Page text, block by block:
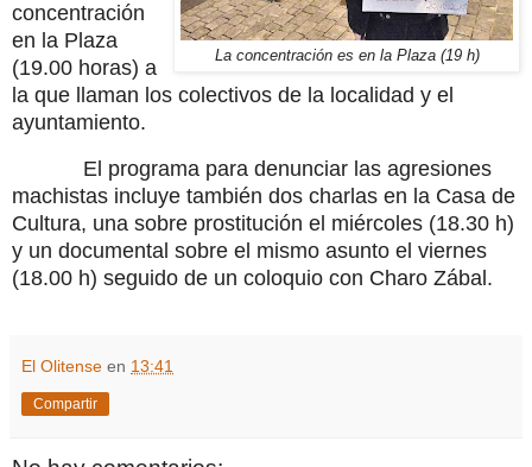
La concentración es en la Plaza (19 h)
concentración
en la Plaza
(19.00 horas) a
la que llaman los colectivos de la localidad y el
ayuntamiento.
El programa para denunciar las agresiones
machistas incluye también dos charlas en la Casa de
Cultura, una sobre prostitución el miércoles (18.30 h)
y un documental sobre el mismo asunto el viernes
(18.00 h) seguido de un coloquio con Charo Zábal.
El Olitense en 13:41
Compartir